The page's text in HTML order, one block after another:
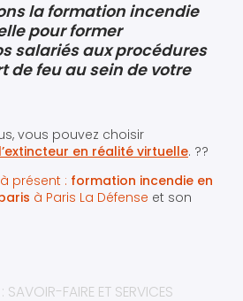
la formation incendie
pour former
salariés aux procédures
de feu au sein de votre
vous pouvez choisir
en réalité virtuelle. ??
présent : formation incendie en
à Paris La Défense et son
: SAVOIR-FAIRE ET SERVICES